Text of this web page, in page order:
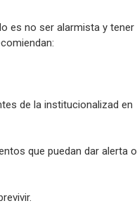
es no ser alarmista y tener
de la institucionalizad en
que puedan dar alerta o